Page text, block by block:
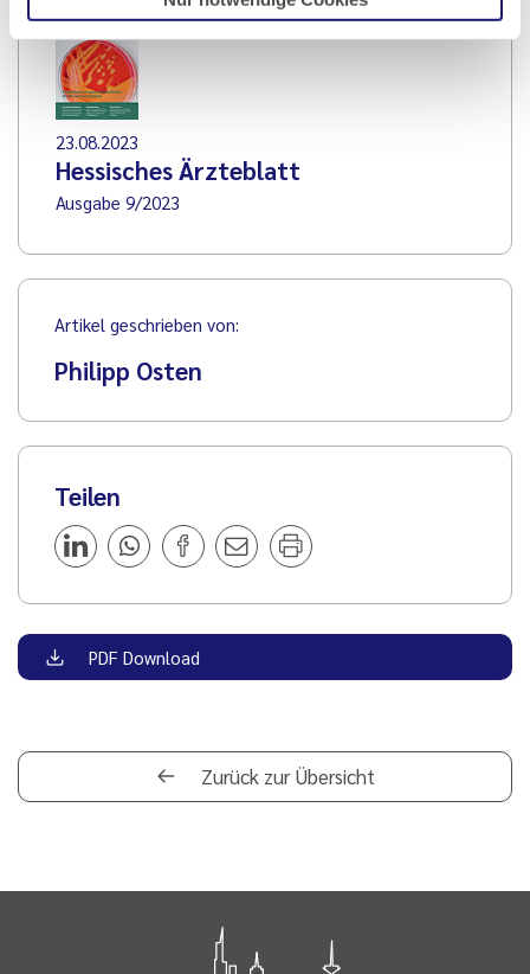
23.08.2023
Hessisches Ärzteblatt
Ausgabe 9/2023
Artikel geschrieben von:
Philipp Osten
Teilen
PDF Download
Zurück zur Übersicht